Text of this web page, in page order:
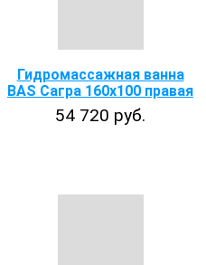
Гидромассажная ванна
BAS Сагра 160х100 правая
54 720 руб.